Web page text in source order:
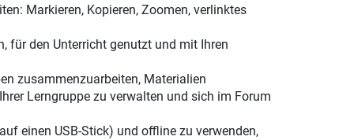
Markieren, Kopieren, Zoomen, verlinktes
für den Unterricht genutzt und mit Ihren
zusammenzuarbeiten, Materialien
Lerngruppe zu verwalten und sich im Forum
einen USB-Stick) und offline zu verwenden,